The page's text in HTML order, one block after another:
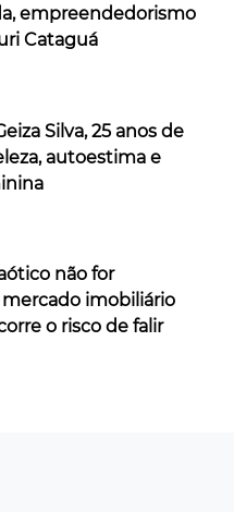
empreendedorismo
Cataguá
Silva, 25 anos de
autoestima e
não for
imobiliário
o risco de falir